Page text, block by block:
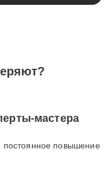
мастера
постоянное повышение